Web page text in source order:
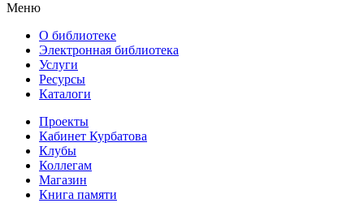
Меню
О библиотеке
Электронная библиотека
Услуги
Ресурсы
Каталоги
Проекты
Кабинет Курбатова
Клубы
Коллегам
Магазин
Книга памяти